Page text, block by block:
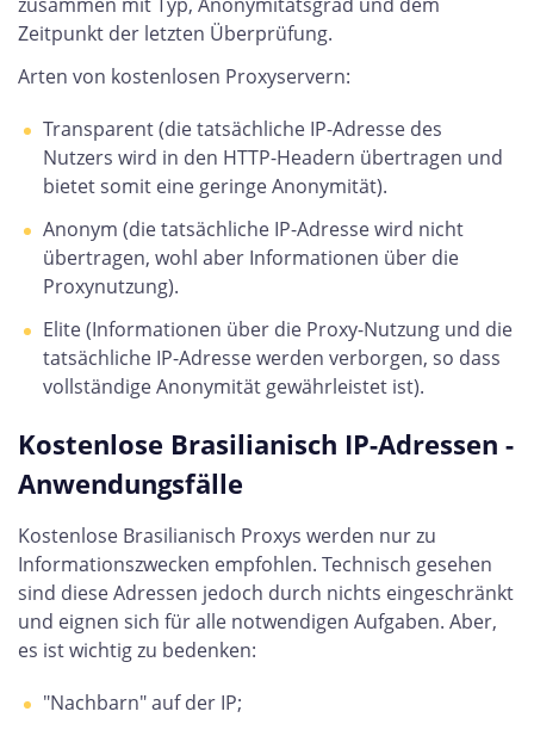
Zeitpunkt der letzten Überprüfung.
Arten von kostenlosen Proxyservern:
Transparent (die tatsächliche IP-Adresse des
Nutzers wird in den HTTP-Headern übertragen und
bietet somit eine geringe Anonymität).
Anonym (die tatsächliche IP-Adresse wird nicht
übertragen, wohl aber Informationen über die
Proxynutzung).
Elite (Informationen über die Proxy-Nutzung und die
tatsächliche IP-Adresse werden verborgen, so dass
vollständige Anonymität gewährleistet ist).
Kostenlose Brasilianisch IP-Adressen -
Anwendungsfälle
Kostenlose Brasilianisch Proxys werden nur zu
Informationszwecken empfohlen. Technisch gesehen
sind diese Adressen jedoch durch nichts eingeschränkt
und eignen sich für alle notwendigen Aufgaben. Aber,
es ist wichtig zu bedenken:
"Nachbarn" auf der IP;